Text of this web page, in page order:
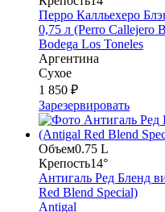
Перро Калльехеро
0,75 л (Perro Callejero
Bodega Los Toneles
Аргентина
Сухое
1 850 ₽
Зарезервировать
Объем0.75 L
Крепость14°
Антигаль Ред Бленд
Red Blend Special)
Antigal